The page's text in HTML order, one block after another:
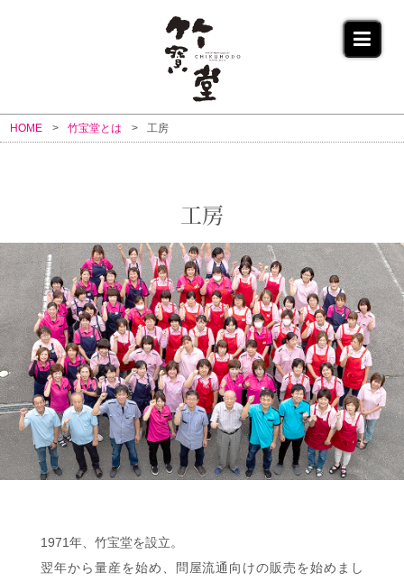
HOME 竹宝堂とは 工房
工房
1971年、竹宝堂を設立。
翌年から量産を始め、問屋流通向けの販売を始めまし